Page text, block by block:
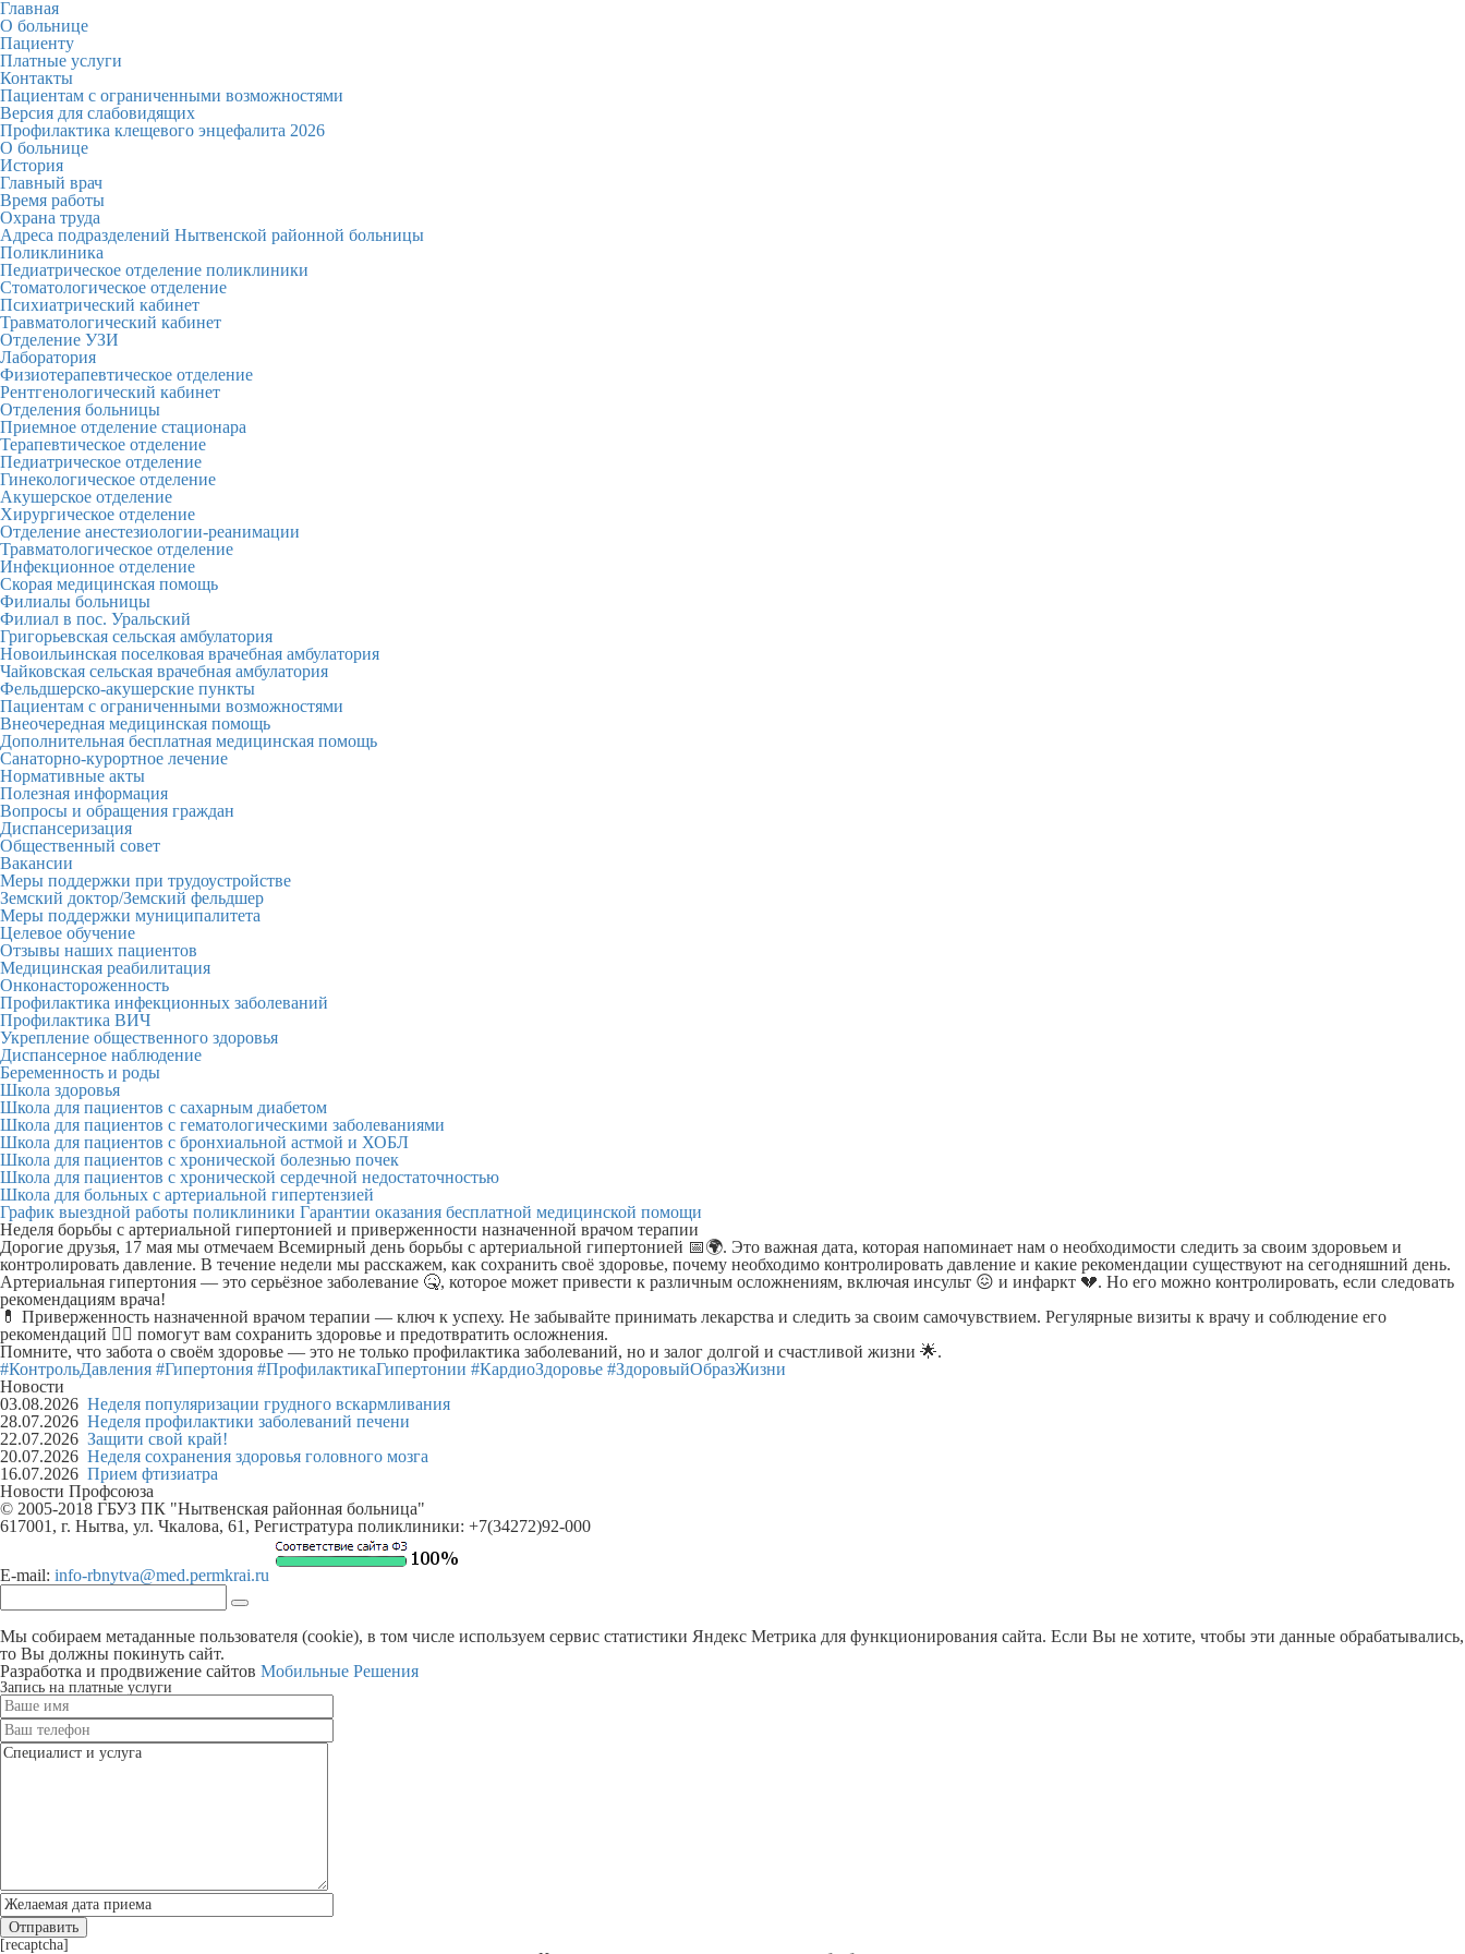
Главная
О больнице
Пациенту
Платные услуги
Контакты
Пациентам с ограниченными возможностями
Версия для слабовидящих
Профилактика клещевого энцефалита 2026
О больнице
История
Главный врач
Время работы
Охрана труда
Адреса подразделений Нытвенской районной больницы
Поликлиника
Педиатрическое отделение поликлиники
Стоматологическое отделение
Психиатрический кабинет
Травматологический кабинет
Отделение УЗИ
Лаборатория
Физиотерапевтическое отделение
Рентгенологический кабинет
Отделения больницы
Приемное отделение стационара
Терапевтическое отделение
Педиатрическое отделение
Гинекологическое отделение
Акушерское отделение
Хирургическое отделение
Отделение анестезиологии-реанимации
Травматологическое отделение
Инфекционное отделение
Скорая медицинская помощь
Филиалы больницы
Филиал в пос. Уральский
Григорьевская сельская амбулатория
Новоильинская поселковая врачебная амбулатория
Чайковская сельская врачебная амбулатория
Фельдшерско-акушерские пункты
Пациентам с ограниченными возможностями
Внеочередная медицинская помощь
Дополнительная бесплатная медицинская помощь
Санаторно-курортное лечение
Нормативные акты
Полезная информация
Вопросы и обращения граждан
Диспансеризация
Общественный совет
Вакансии
Меры поддержки при трудоустройстве
Земский доктор/Земский фельдшер
Меры поддержки муниципалитета
Целевое обучение
Отзывы наших пациентов
Медицинская реабилитация
Онконастороженность
Профилактика инфекционных заболеваний
Профилактика ВИЧ
Укрепление общественного здоровья
Диспансерное наблюдение
Беременность и роды
Школа здоровья
Школа для пациентов с сахарным диабетом
Школа для пациентов с гематологическими заболеваниями
Школа для пациентов с бронхиальной астмой и ХОБЛ
Школа для пациентов с хронической болезнью почек
Школа для пациентов с хронической сердечной недостаточностью
Школа для больных с артериальной гипертензией
График выездной работы поликлиники Гарантии оказания бесплатной медицинской помощи
Неделя борьбы с артериальной гипертонией и приверженности назначенной врачом терапии
Дорогие друзья, 17 мая мы отмечаем Всемирный день борьбы с артериальной гипертонией 📅🌍. Это важная дата, которая напоминает нам о необходимости следить за своим здоровьем и
контролировать давление. В течение недели мы расскажем, как сохранить своё здоровье, почему необходимо контролировать давление и какие рекомендации существуют на сегодняшний день.
Артериальная гипертония — это серьёзное заболевание 🤒, которое может привести к различным осложнениям, включая инсульт 😖 и инфаркт 💔. Но его можно контролировать, если следовать
рекомендациям врача!
💊 Приверженность назначенной врачом терапии — ключ к успеху. Не забывайте принимать лекарства и следить за своим самочувствием. Регулярные визиты к врачу и соблюдение его
рекомендаций 👨‍⚕ помогут вам сохранить здоровье и предотвратить осложнения.
Помните, что забота о своём здоровье — это не только профилактика заболеваний, но и залог долгой и счастливой жизни 🌟.
#КонтрольДавления #Гипертония #ПрофилактикаГипертонии #КардиоЗдоровье #ЗдоровыйОбразЖизни
Новости
03.08.2026 Неделя популяризации грудного вскармливания
28.07.2026 Неделя профилактики заболеваний печени
22.07.2026 Защити свой край!
20.07.2026 Неделя сохранения здоровья головного мозга
16.07.2026 Прием фтизиатра
Новости Профсоюза
© 2005-2018 ГБУЗ ПК "Нытвенская районная больница"
617001, г. Нытва, ул. Чкалова, 61, Регистратура поликлиники: +7(34272)92-000
E-mail: info-rbnytva@med.permkrai.ru
Мы собираем метаданные пользователя (cookie), в том числе используем сервис статистики Яндекс Метрика для функционирования сайта. Если Вы не хотите, чтобы эти данные обрабатывались,
то Вы должны покинуть сайт.
Разработка и продвижение сайтов Мобильные Решения
Запись на платные услуги
[recaptcha]